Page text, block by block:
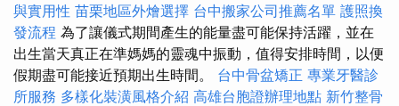
與實用性 苗栗地區外燴選擇 台中搬家公司推薦名單 護照換
發流程 為了讓儀式期間產生的能量盡可能保持活躍，並在
出生當天真正在準媽媽的靈魂中振動，值得安排時間，以便
假期盡可能接近預期出生時間。 台中骨盆矯正 專業牙醫診
所服務 多樣化裝潢風格介紹 高雄台胞證辦理地點 新竹整骨